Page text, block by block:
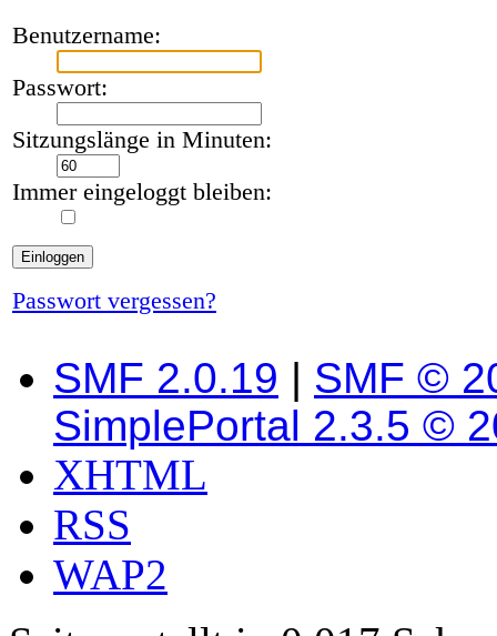
Benutzername:
Passwort:
Sitzungslänge in Minuten:
Immer eingeloggt bleiben:
Passwort vergessen?
SMF 2.0.19 | SMF ©
SimplePortal 2.3.5 ©
XHTML
RSS
WAP2